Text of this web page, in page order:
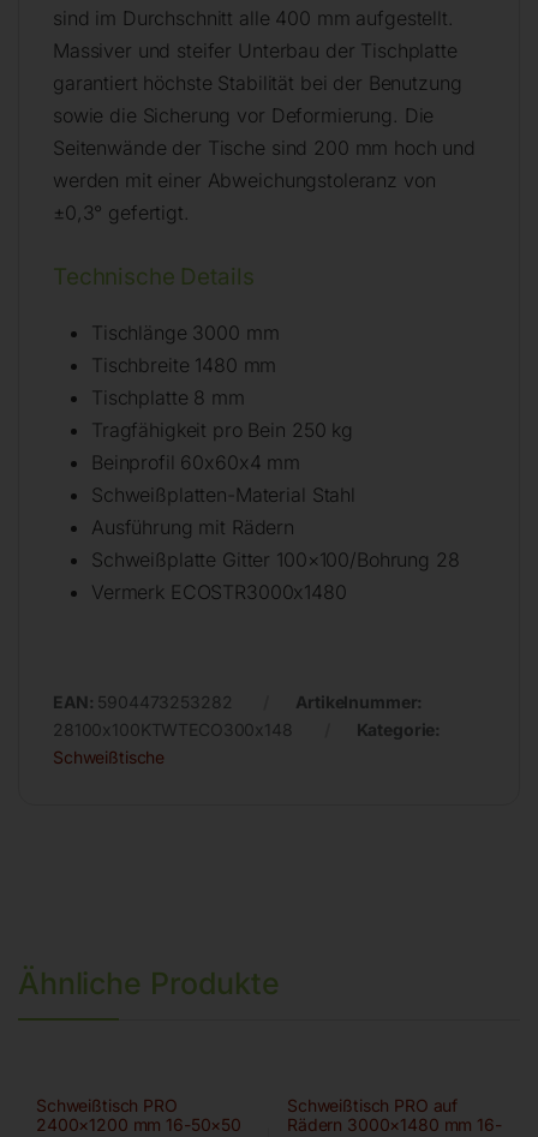
sind im Durchschnitt alle 400 mm aufgestellt.
Massiver und steifer Unterbau der Tischplatte
garantiert höchste Stabilität bei der Benutzung
sowie die Sicherung vor Deformierung. Die
Seitenwände der Tische sind 200 mm hoch und
werden mit einer Abweichungstoleranz von
±0,3° gefertigt.
Technische Details
Tischlänge 3000 mm
Tischbreite 1480 mm
Tischplatte 8 mm
Tragfähigkeit pro Bein 250 kg
Beinprofil 60x60x4 mm
Schweißplatten-Material Stahl
Ausführung mit Rädern
Schweißplatte Gitter 100×100/Bohrung 28
Vermerk ECOSTR3000x1480
EAN: 5904473253282
Artikelnummer:
28100x100KTWTECO300x148
Kategorie:
Schweißtische
Ähnliche Produkte
Schweißtisch PRO
2400×1200 mm 16-50×50
Schweißtisch PRO auf
Rädern 3000×1480 mm 16-